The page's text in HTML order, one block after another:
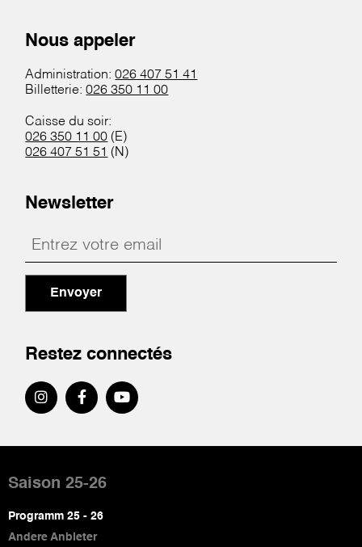
Nous appeler
Administration:026 407 51 41
Billetterie:026 350 11 00
Caisse du soir:
026 350 11 00 (E)
026 407 51 51 (N)
Newsletter
Envoyer
Restez connectés
de
page
Saison 25-26
Programm 25 - 26
Andere Anbieter